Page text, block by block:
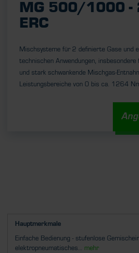
MG 500/1000 -
ERC
Mischsysteme für 2 definierte Gase und
technischen Anwendungen, insbesondere
und stark schwankende Mischgas-
Leistungsbereiche von 0 bis ca. 1264
Hauptmerkmale
Einfache Bedienung - stufenlose
elektropneumatisches... mehr